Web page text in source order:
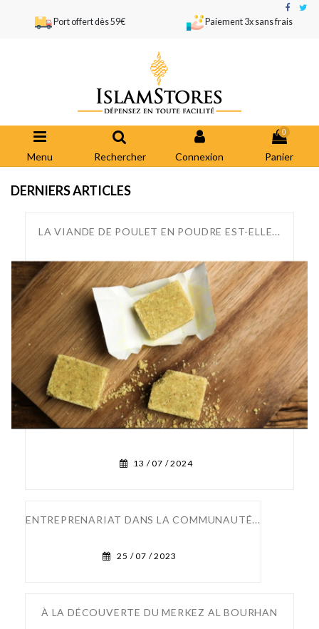
Port offert dès 59€ Paiement 3x sans frais
Menu Rechercher Connexion
0
Panier
DERNIERS ARTICLES
LA VIANDE DE POULET EN POUDRE EST-ELLE...
13 /07 /2024
ENTREPRENARIAT DANS LA COMMUNAUTÉ...
25 /07 /2023
À LA DÉCOUVERTE DU MERKEZ AL BOURHAN